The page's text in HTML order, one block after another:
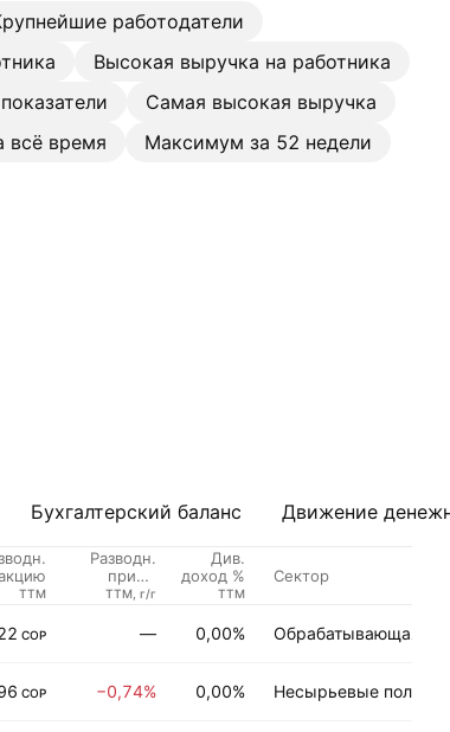
работодатели
Высокая выручка на работника
Самая высокая выручка
всё время
Максимум за 52 недели
Бухгалтерский баланс Движение
TTM
Разводн.
приб./
акцию,
TTM, г/г
Див.
доход %
TTM
Сектор
COP — 0,00% Обрабатывающая
COP −0,74% 0,00% Несырьевые